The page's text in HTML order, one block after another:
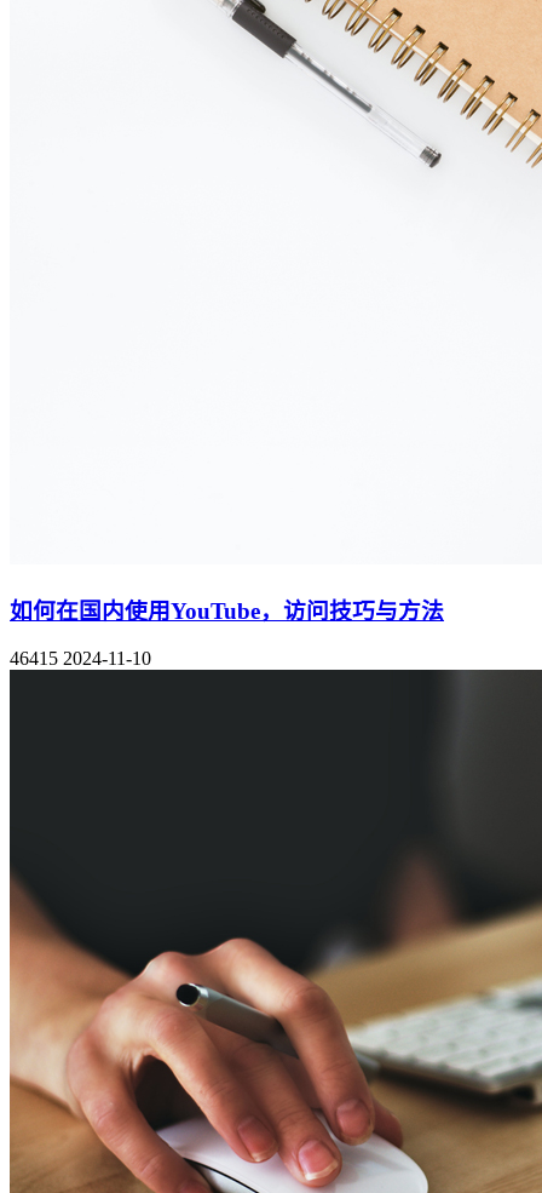
如何在国内使用YouTube，访问技巧与方法
46415 2024-11-10